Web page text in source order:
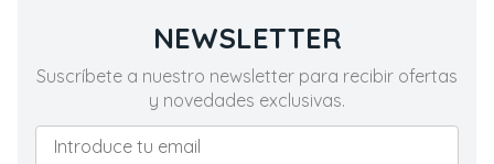
NEWSLETTER
Suscríbete a nuestro newsletter para recibir ofertas
y novedades exclusivas.